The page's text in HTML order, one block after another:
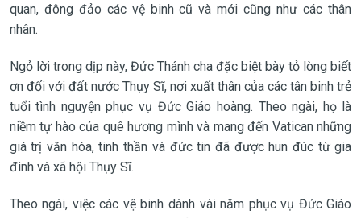
quan, đông đảo các vệ binh cũ và mới cũng như các thân
nhân.
Ngỏ lời trong dịp này, Đức Thánh cha đặc biệt bày tỏ lòng biết
ơn đối với đất nước Thụy Sĩ, nơi xuất thân của các tân binh trẻ
tuổi tình nguyện phục vụ Đức Giáo hoàng. Theo ngài, họ là
niềm tự hào của quê hương mình và mang đến Vatican những
giá trị văn hóa, tinh thần và đức tin đã được hun đúc từ gia
đình và xã hội Thụy Sĩ.
Theo ngài, việc các vệ binh dành vài năm phục vụ Đức Giáo